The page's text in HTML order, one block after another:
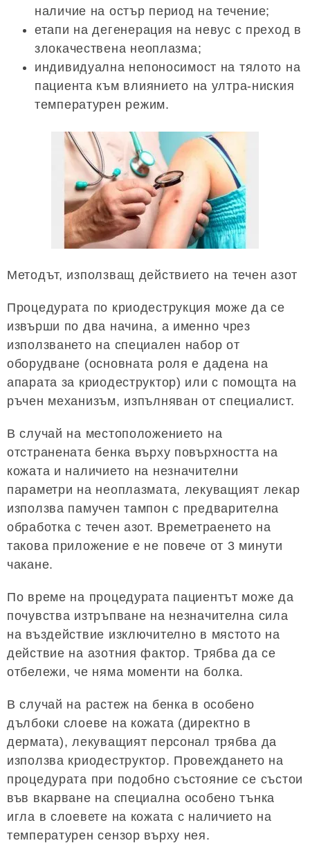
наличие на остър период на течение;
етапи на дегенерация на невус с преход в
злокачествена неоплазма;
индивидуална непоносимост на тялото на
пациента към влиянието на ултра-ниския
температурен режим.
Методът, използващ действието на течен азот
Процедурата по криодеструкция може да се
извърши по два начина, а именно чрез
използването на специален набор от
оборудване (основната роля е дадена на
апарата за криодеструктор) или с помощта на
ръчен механизъм, изпълняван от специалист.
В случай на местоположението на
отстранената бенка върху повърхността на
кожата и наличието на незначителни
параметри на неоплазмата, лекуващият лекар
използва памучен тампон с предварителна
обработка с течен азот. Времетраенето на
такова приложение е не повече от 3 минути
чакане.
По време на процедурата пациентът може да
почувства изтръпване на незначителна сила
на въздействие изключително в мястото на
действие на азотния фактор. Трябва да се
отбележи, че няма моменти на болка.
В случай на растеж на бенка в особено
дълбоки слоеве на кожата (директно в
дермата), лекуващият персонал трябва да
използва криодеструктор. Провеждането на
процедурата при подобно състояние се състои
във вкарване на специална особено тънка
игла в слоевете на кожата с наличието на
температурен сензор върху нея.